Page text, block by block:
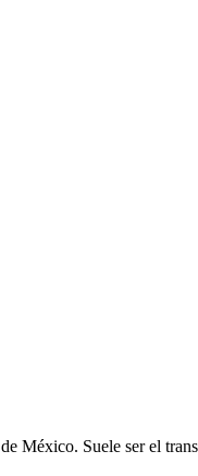
México. Suele ser el